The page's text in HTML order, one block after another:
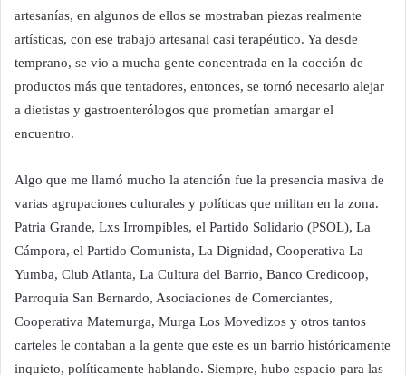
artesanías, en algunos de ellos se mostraban piezas realmente
artísticas, con ese trabajo artesanal casi terapéutico. Ya desde
temprano, se vio a mucha gente concentrada en la cocción de
productos más que tentadores, entonces, se tornó necesario alejar
a dietistas y gastroenterólogos que prometían amargar el
encuentro.
Algo que me llamó mucho la atención fue la presencia masiva de
varias agrupaciones culturales y políticas que militan en la zona.
Patria Grande, Lxs Irrompibles, el Partido Solidario (PSOL), La
Cámpora, el Partido Comunista, La Dignidad, Cooperativa La
Yumba, Club Atlanta, La Cultura del Barrio, Banco Credicoop,
Parroquia San Bernardo, Asociaciones de Comerciantes,
Cooperativa Matemurga, Murga Los Movedizos y otros tantos
carteles le contaban a la gente que este es un barrio históricamente
inquieto, políticamente hablando. Siempre, hubo espacio para las